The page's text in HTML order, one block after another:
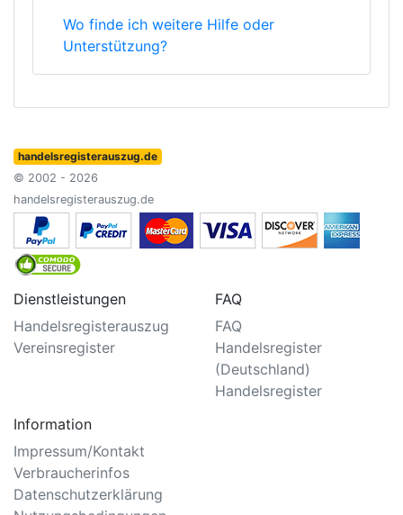
Wo finde ich weitere Hilfe oder
Unterstützung?
handelsregisterauszug.de
© 2002 - 2026
handelsregisterauszug.de
Dienstleistungen
Handelsregisterauszug
Vereinsregister
FAQ
FAQ
Handelsregister
(Deutschland)
Handelsregister
Information
Impressum/Kontakt
Verbraucherinfos
Datenschutzerklärung